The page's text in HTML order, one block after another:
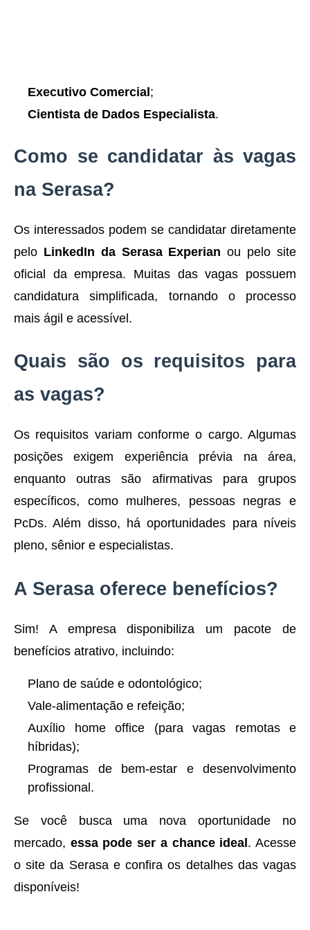
Executivo Comercial ;
Cientista de Dados Especialista.
Como se candidatar às vagas
na Serasa?
Os interessados podem se candidatar diretamente
pelo LinkedIn da Serasa Experian ou pelo site
oficial da empresa. Muitas das vagas possuem
candidatura simplificada, tornando o processo
mais ágil e acessível.
Quais são os requisitos para
as vagas?
Os requisitos variam conforme o cargo. Algumas
posições exigem experiência prévia na área,
enquanto outras são afirmativas para grupos
específicos, como mulheres, pessoas negras e
PcDs. Além disso, há oportunidades para níveis
pleno, sênior e especialistas.
A Serasa oferece benefícios?
Sim! A empresa disponibiliza um pacote de
benefícios atrativo, incluindo:
Plano de saúde e odontológico;
Vale-alimentação e refeição;
Auxílio home office (para vagas remotas e
híbridas);
Programas de bem-estar e desenvolvimento
profissional.
Se você busca uma nova oportunidade no
mercado, essa pode ser a chance ideal. Acesse
o site da Serasa e confira os detalhes das vagas
disponíveis!